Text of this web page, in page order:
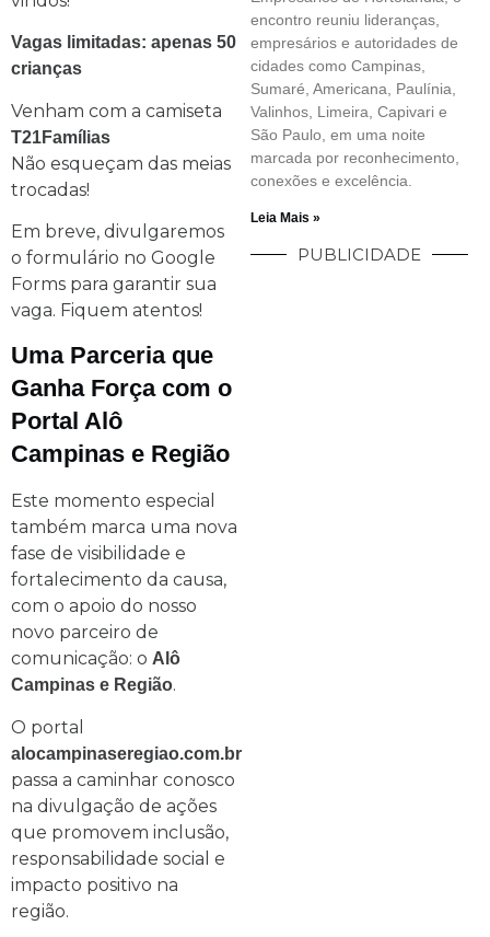
Vagas limitadas: apenas 50
crianças
Venham com a camiseta
T21Famílias
Não esqueçam das meias
trocadas!
Em breve, divulgaremos
o formulário no Google
Forms para garantir sua
vaga. Fiquem atentos!
Uma Parceria que
Ganha Força com o
Portal Alô
Campinas e Região
Este momento especial
também marca uma nova
fase de visibilidade e
fortalecimento da causa,
com o apoio do nosso
novo parceiro de
comunicação: o Alô
Campinas e Região.
O portal
alocampinaseregiao.com.br
passa a caminhar conosco
na divulgação de ações
que promovem inclusão,
responsabilidade social e
impacto positivo na
região.
encontro reuniu lideranças,
empresários e autoridades de
cidades como Campinas,
Sumaré, Americana, Paulínia,
Valinhos, Limeira, Capivari e
São Paulo, em uma noite
marcada por reconhecimento,
conexões e excelência.
Leia Mais »
PUBLICIDADE